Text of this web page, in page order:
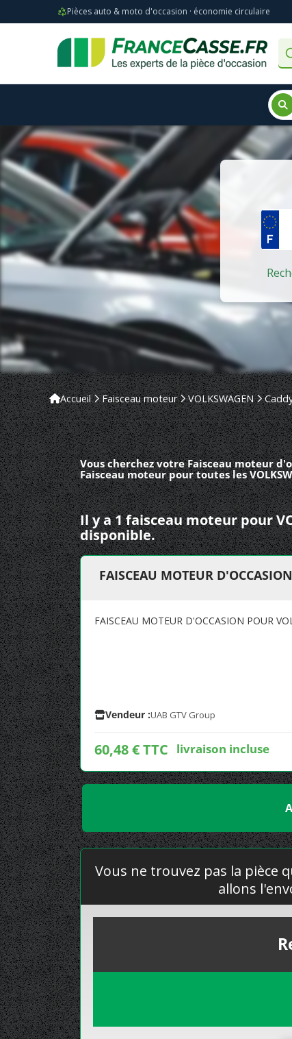
Pièces auto & moto d'occasion · économie circulaire
Accueil Faisceau moteur VOLKSWAGEN
Vous cherchez votre Faisceau moteur
Faisceau moteur pour toutes les
Il y a 1 faisceau moteur pour
disponible.
FAISCEAU MOTEUR
FAISCEAU MOTEUR D'OCCASION POUR
Vendeur :UAB GTV Group
60,48 € TTC livraison incluse
Vous ne trouvez pas la pièce
allons